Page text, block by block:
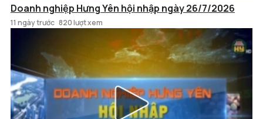
Doanh nghiệp Hưng Yên hội nhập ngày 26/7/2026
11 ngày trước 820 lượt xem